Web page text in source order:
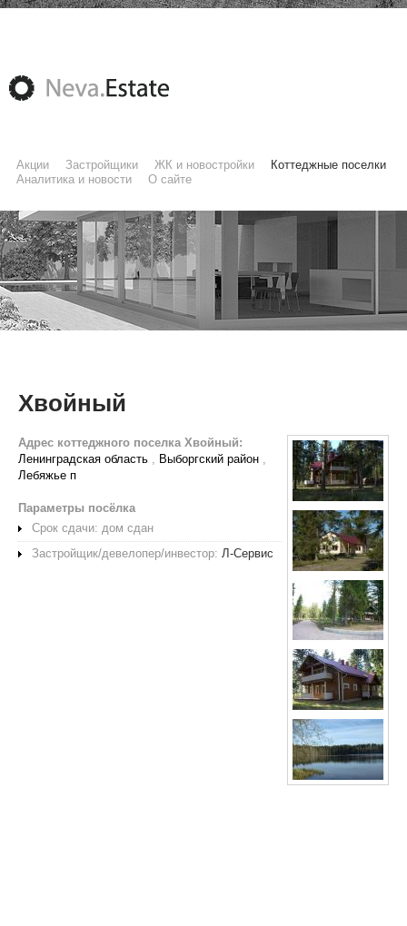
Акции Застройщики ЖК и новостройки
Коттеджные поселки
Аналитика и новости
О сайте
Хвойный
Адрес коттеджного поселка Хвойный:
Ленинградская область , Выборгский район ,
Лебяжье п
Параметры посёлка
Срок сдачи: дом сдан
Застройщик/девелопер/инвестор: Л-Сервис